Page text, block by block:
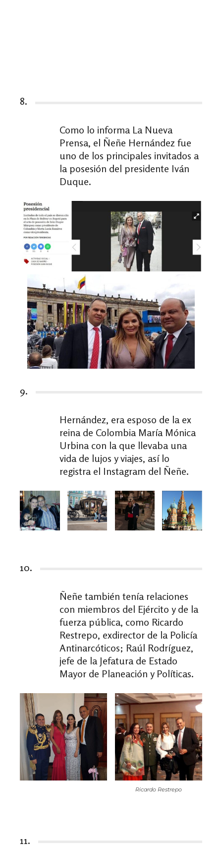
8.
Como lo informa La Nueva
Prensa, el Ñeñe Hernández fue
uno de los principales invitados a
la posesión del presidente Iván
Duque.
9.
Hernández, era esposo de la ex
reina de Colombia María Mónica
Urbina con la que llevaba una
vida de lujos y viajes, así lo
registra el Instagram del Ñeñe.
10.
Ñeñe también tenía relaciones
con miembros del Ejército y de la
fuerza pública, como Ricardo
Restrepo, exdirector de la Policía
Antinarcóticos; Raúl Rodríguez,
jefe de la Jefatura de Estado
Mayor de Planeación y Políticas.
Ricardo Restrepo
11.